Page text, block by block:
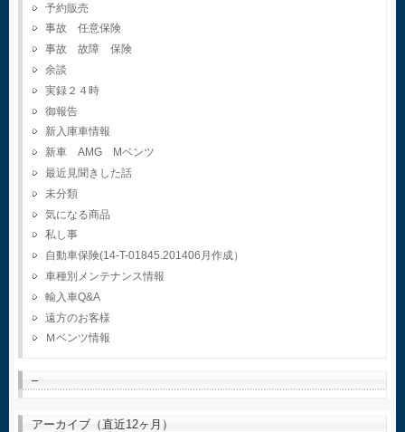
予約販売
事故 任意保険
事故 故障 保険
余談
実録２４時
御報告
新入庫車情報
新車 AMG Mベンツ
最近見聞きした話
未分類
気になる商品
私し事
自動車保険(14-T-01845.201406月作成）
車種別メンテナンス情報
輸入車Q&A
遠方のお客様
Ｍベンツ情報
–
アーカイブ（直近12ヶ月）